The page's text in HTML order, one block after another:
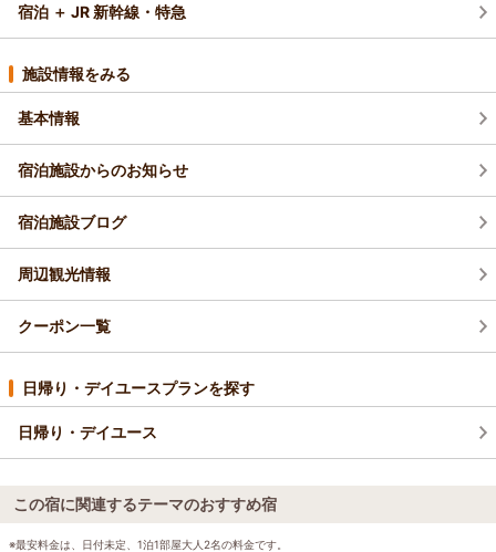
宿泊 ＋ JR 新幹線・特急
施設情報をみる
基本情報
宿泊施設からのお知らせ
宿泊施設ブログ
周辺観光情報
クーポン一覧
日帰り・デイユースプランを探す
日帰り・デイユース
この宿に関連するテーマのおすすめ宿
※最安料金は、日付未定、1泊1部屋大人2名の料金です。